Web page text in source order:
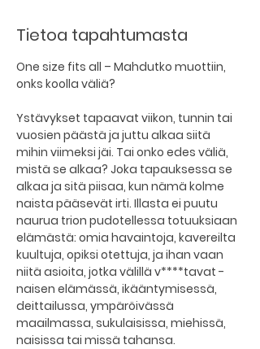
Tietoa tapahtumasta
One size fits all – Mahdutko muottiin,
onks koolla väliä?
Ystävykset tapaavat viikon, tunnin tai
vuosien päästä ja juttu alkaa siitä
mihin viimeksi jäi. Tai onko edes väliä,
mistä se alkaa? Joka tapauksessa se
alkaa ja sitä piisaa, kun nämä kolme
naista pääsevät irti. Illasta ei puutu
naurua trion pudotellessa totuuksiaan
elämästä: omia havaintoja, kavereilta
kuultuja, opiksi otettuja, ja ihan vaan
niitä asioita, jotka välillä v****tavat -
naisen elämässä, ikääntymisessä,
deittailussa, ympäröivässä
maailmassa, sukulaisissa, miehissä,
naisissa tai missä tahansa.